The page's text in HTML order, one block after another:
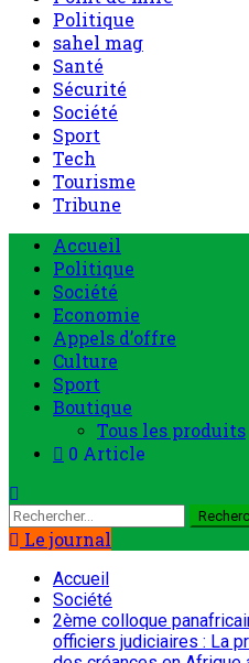
Politique
sahel mag
Santé
Sécurité
Société
Sport
Tech
Tourisme
Tribune
Accueil
Politique
Société
Economie
Appels d’offre
Culture
Sport
Boutique
Tous les produits
0 Article
Le journal
Accueil
Société
2ème colloque
officiers judiciaires : La